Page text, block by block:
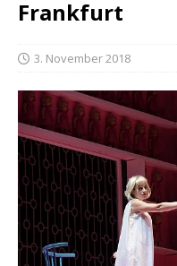
Frankfurt
3. November 2018